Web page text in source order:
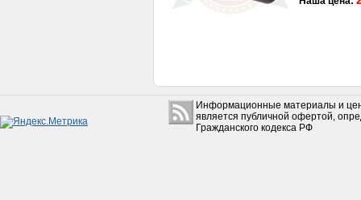
двигателя
Информационные материалы и
является публичной офертой,
Гражданского кодекса РФ